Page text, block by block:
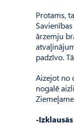
Protams,
ārzemju
padzīvo.
Aizejot no
nogalē
-